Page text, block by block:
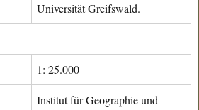
Universität Greifswald.
1: 25.000
Institut für Geographie und